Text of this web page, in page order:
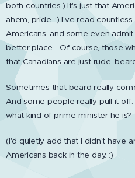
both countries.) It's just that
ahem, pride. ;) I've read
Americans, and some even
better place... Of course, those
that Canadians are just rude,
Sometimes that beard really
And some people really pull it
what kind of prime minister he is?
(I'd quietly add that I didn't have
Americans back in the day. :)